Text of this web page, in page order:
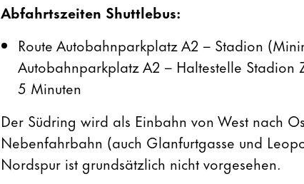
Abfahrtszeiten Shuttlebus:
Route Autobahnparkplatz A2 – Stadion
Autobahnparkplatz A2 – Haltestelle Stadion
5 Minuten
Der Südring wird als Einbahn von West nach
Nebenfahrbahn (auch Glanfurtgasse und
Nordspur ist grundsätzlich nicht vorgesehen.